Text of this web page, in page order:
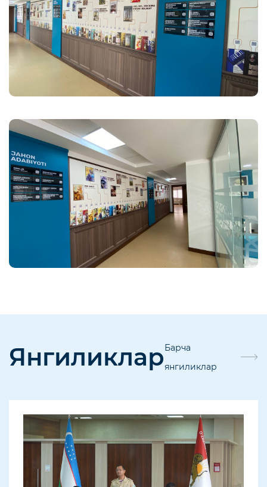
Янгиликлар Барча
янгиликлар